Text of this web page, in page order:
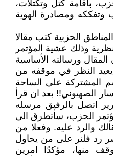
باقامة كتل وتكتلات،
وتفككه ومصادرة الهوية
الحزبية كتب مقالا
وذلك عشية المؤتمر
ورسالته الأساسية
النظر في موقفه من
المشتركة على الساحة
الصهيوني!! بعد ان قرأ
اتصل بالرفيق مرسله
الحزب، سأتطرق الى
والرد عليه. وفعلا من
رد فلنر على من يحاول
منها، مؤكدًا امرين